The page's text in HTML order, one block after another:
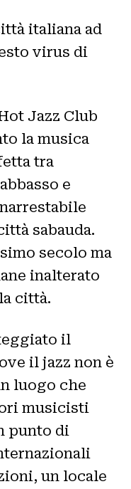
italiana ad
virus di
Jazz Club
la musica
tra
e
sabauda.
secolo ma
inalterato
città.
il
il jazz non è
luogo che
musicisti
punto di
un locale